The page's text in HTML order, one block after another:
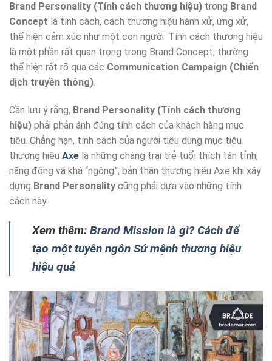
Brand Personality (Tính cách thương hiệu) trong Brand
Concept là tính cách, cách thương hiệu hành xử, ứng xử,
thể hiện cảm xúc như một con người. Tính cách thương hiệu
là một phần rất quan trọng trong Brand Concept, thường
thể hiện rất rõ qua các Communication Campaign (Chiến
dịch truyền thông).
Cần lưu ý rằng, Brand Personality (Tính cách thương
hiệu) phải phản ánh đúng tính cách của khách hàng mục
tiêu. Chẳng hạn, tính cách của người tiêu dùng mục tiêu
thương hiệu Axe là những chàng trai trẻ tuổi thích tán tỉnh,
năng động và khá “ngông”, bản thân thương hiệu Axe khi xây
dựng Brand Personality cũng phải dựa vào những tính
cách này.
Xem thêm: Brand Mission là gì? Cách để
tạo một tuyên ngôn Sứ mệnh thương hiệu
hiệu quả